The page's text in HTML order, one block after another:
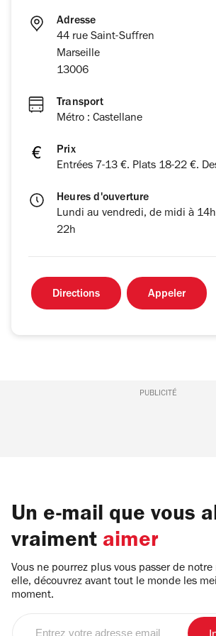
Adresse
44 rue Saint-Suffren
Marseille
13006
Transport
Métro : Castellane
Prix
Entrées 7-13 €. Plats 18-22 €.
Heures d'ouverture
Lundi au vendredi, de midi à
22h
Directions Appeler
PUBLICITÉ
Un e-mail que vous
vraiment aimer
Vous ne pourrez plus vous passer de notre
elle, découvrez avant tout le monde les
moment.